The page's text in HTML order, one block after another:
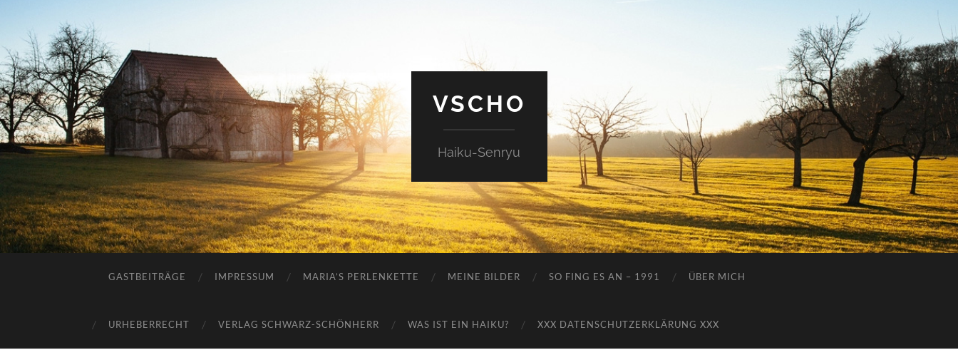
VSCHO
Haiku-Senryu
GASTBEITRÄGE IMPRESSUM MARIA’S PERLENKETTE MEINE BILDER SO FING ES AN – 1991 ÜBER MICH
URHEBERRECHT VERLAG SCHWARZ-SCHÖNHERR WAS IST EIN HAIKU? XXX DATENSCHUTZERKLÄRUNG XXX